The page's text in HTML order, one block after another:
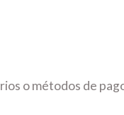
o métodos de